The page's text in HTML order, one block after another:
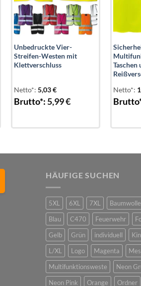
Unbedruckte Vier-
Streifen-Westen mit
Klettverschluss
Netto*: 5,03€
Brutto*:5,99€
Taschen
Netto*:
HÄUFIGE SUCHEN
5XL 6XL 7XL
Baumwolle
Blau
C470 Feuerwehr
Gelb
Grün individuell
L/XL
Logo Magenta
Multifunktionsweste
Neon
Neon Pink
Orange
Ordner